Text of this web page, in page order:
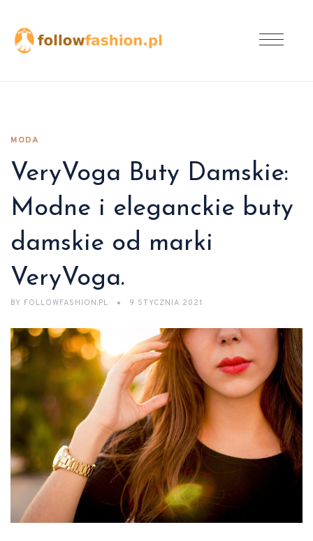
MODA
VeryVoga Buty Damskie:
Modne i eleganckie buty
damskie od marki
VeryVoga.
BY FOLLOWFASHION.PL 9 STYCZNIA 2021